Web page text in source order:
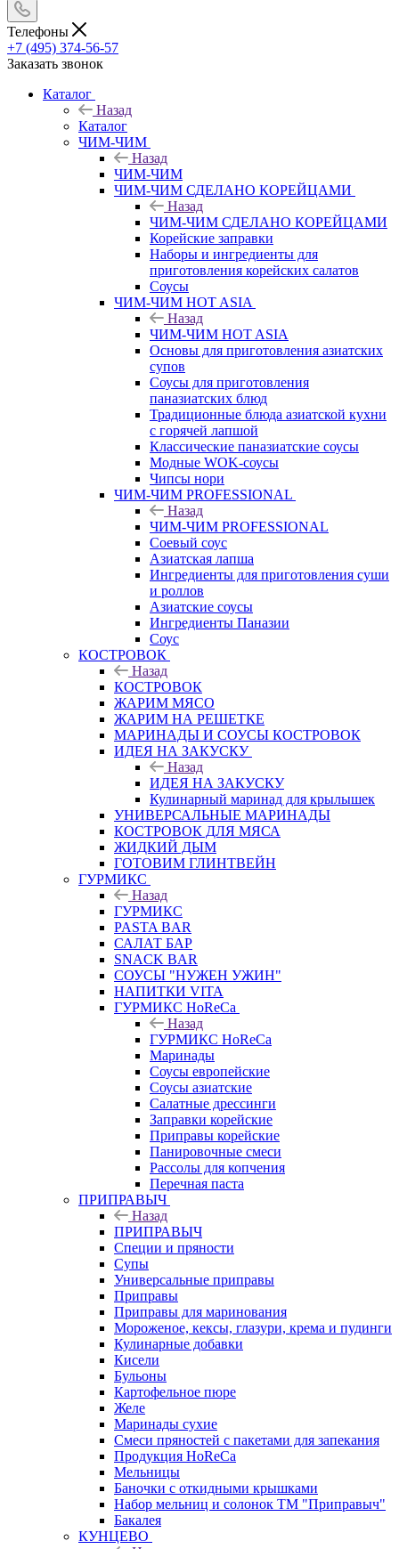
Телефоны
+7 (495) 374-56-57
Заказать звонок
Каталог
Назад
Каталог
ЧИМ-ЧИМ
Назад
ЧИМ-ЧИМ
ЧИМ-ЧИМ СДЕЛАНО КОРЕЙЦАМИ
Назад
ЧИМ-ЧИМ СДЕЛАНО КОРЕЙЦАМИ
Корейские заправки
Наборы и ингредиенты для
приготовления корейских салатов
Соусы
ЧИМ-ЧИМ HOT ASIA
Назад
ЧИМ-ЧИМ HOT ASIA
Основы для приготовления азиатских
супов
Соусы для приготовления
паназиатских блюд
Традиционные блюда азиатской кухни
с горячей лапшой
Классические паназиатские соусы
Модные WOK-соусы
Чипсы нори
ЧИМ-ЧИМ PROFESSIONAL
Назад
ЧИМ-ЧИМ PROFESSIONAL
Соевый соус
Азиатская лапша
Ингредиенты для приготовления суши
и роллов
Азиатские соусы
Ингредиенты Паназии
Соус
КОСТРОВОК
Назад
КОСТРОВОК
ЖАРИМ МЯСО
ЖАРИМ НА РЕШЕТКЕ
МАРИНАДЫ И СОУСЫ КОСТРОВОК
ИДЕЯ НА ЗАКУСКУ
Назад
ИДЕЯ НА ЗАКУСКУ
Кулинарный маринад для крылышек
УНИВЕРСАЛЬНЫЕ МАРИНАДЫ
КОСТРОВОК ДЛЯ МЯСА
ЖИДКИЙ ДЫМ
ГОТОВИМ ГЛИНТВЕЙН
ГУРМИКС
Назад
ГУРМИКС
PASTA BAR
САЛАТ БАР
SNACK BAR
СОУСЫ "НУЖЕН УЖИН"
НАПИТКИ VITA
ГУРМИКС HoReCa
Назад
ГУРМИКС HoReCa
Маринады
Соусы европейские
Соуcы азиатские
Салатные дрессинги
Заправки корейские
Приправы корейские
Панировочные смеси
Рассолы для копчения
Перечная паста
ПРИПРАВЫЧ
Назад
ПРИПРАВЫЧ
Специи и пряности
Супы
Универсальные приправы
Приправы
Приправы для маринования
Мороженое, кексы, глазури, крема и пудинги
Кулинарные добавки
Кисели
Бульоны
Картофельное пюре
Желе
Маринады сухие
Смеси пряностей с пакетами для запекания
Продукция HoReCa
Мельницы
Баночки с откидными крышками
Набор мельниц и солонок ТМ "Приправыч"
Бакалея
КУНЦЕВО